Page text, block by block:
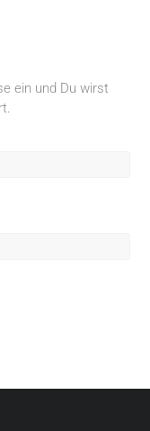
ein und Du wirst